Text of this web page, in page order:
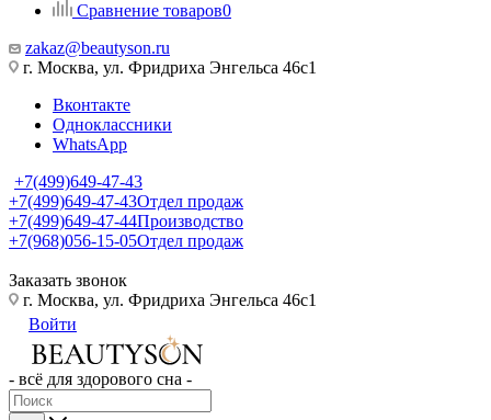
Сравнение товаров0
zakaz@beautyson.ru
г. Москва, ул. Фридриха Энгельса 46с1
Вконтакте
Одноклассники
WhatsApp
+7(499)649-47-43
+7(499)649-47-43Отдел продаж
+7(499)649-47-44Производство
+7(968)056-15-05Отдел продаж
Заказать звонок
г. Москва, ул. Фридриха Энгельса 46с1
Войти
- всё для здорового сна -